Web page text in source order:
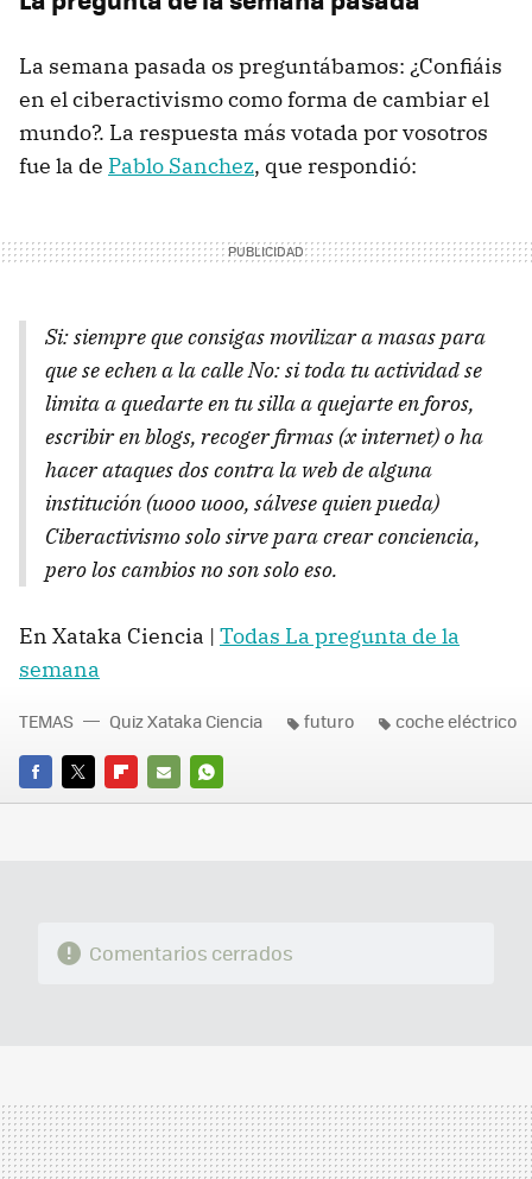
La semana pasada os preguntábamos: ¿Confiáis
en el ciberactivismo como forma de cambiar el
mundo?. La respuesta más votada por vosotros
fue la de Pablo Sanchez, que respondió:
Si: siempre que consigas movilizar a masas para
que se echen a la calle No: si toda tu actividad se
limita a quedarte en tu silla a quejarte en foros,
escribir en blogs, recoger firmas (x internet) o ha
hacer ataques dos contra la web de alguna
institución (uooo uooo, sálvese quien pueda)
Ciberactivismo solo sirve para crear conciencia,
pero los cambios no son solo eso.
En Xataka Ciencia | Todas La pregunta de la
semana
FACEBOOK
TWITTERFLIPBOARD
E-
WHATSAPP
TEMAS Quiz Xataka Ciencia futuro coche eléctrico
Comentarios cerrados